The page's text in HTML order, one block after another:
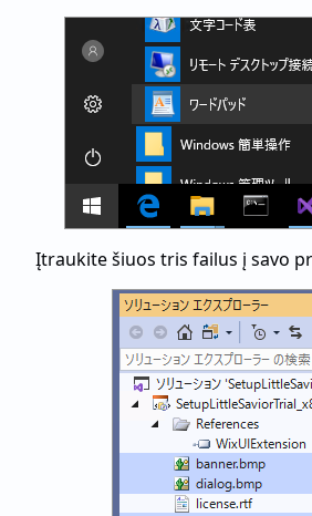
Įtraukite šiuos tris failus į savo